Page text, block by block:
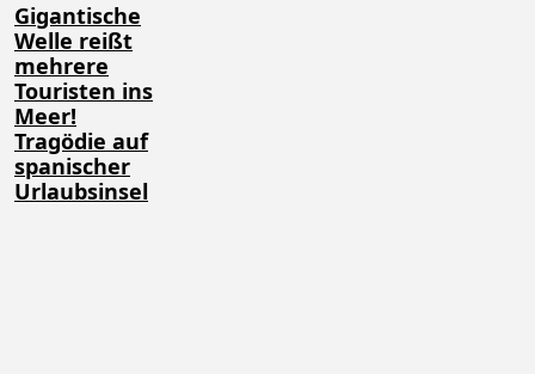
Gigantische
Welle reißt
mehrere
Touristen ins
Meer!
Tragödie auf
spanischer
Urlaubsinsel